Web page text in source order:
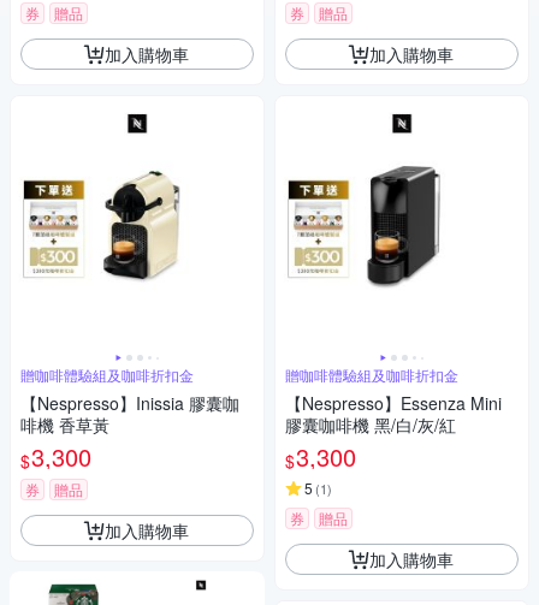
券 贈品
加入購物車
贈咖啡體驗組及咖啡折扣金
【Nespresso】Inissia 膠囊咖
啡機 香草黃
$3,300
券 贈品
加入購物車
券 贈品
加入購物車
贈咖啡體驗組及咖啡折扣金
【Nespresso】Essenza Mini
膠囊咖啡機 黑/白/灰/紅
$3,300
5 (1)
券 贈品
加入購物車